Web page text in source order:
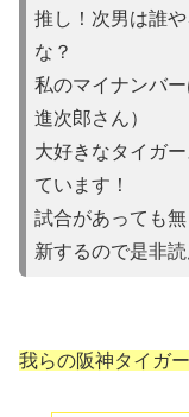
推し！次男は誰
な？
私のマイナンバ
進次郎さん）
大好きなタイガ
ています！
試合があって も
新するので是非読
我らの阪神タイガ